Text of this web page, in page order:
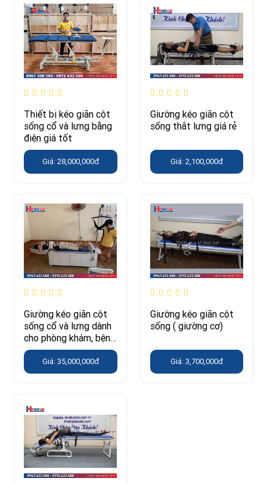
Thiết bị kéo giãn cột
sống cổ và lưng bằng
điện giá tốt
Giá: 28,000,000đ
Giường kéo giãn cột
sống thắt lưng giá rẻ
Giá: 2,100,000đ
Giường kéo giãn cột
sống cổ và lưng dành
cho phòng khám, bệnh
viện YP-2009B
Giá: 35,000,000đ
Giường kéo giãn cột
sống ( giường cơ)
Giá: 3,700,000đ